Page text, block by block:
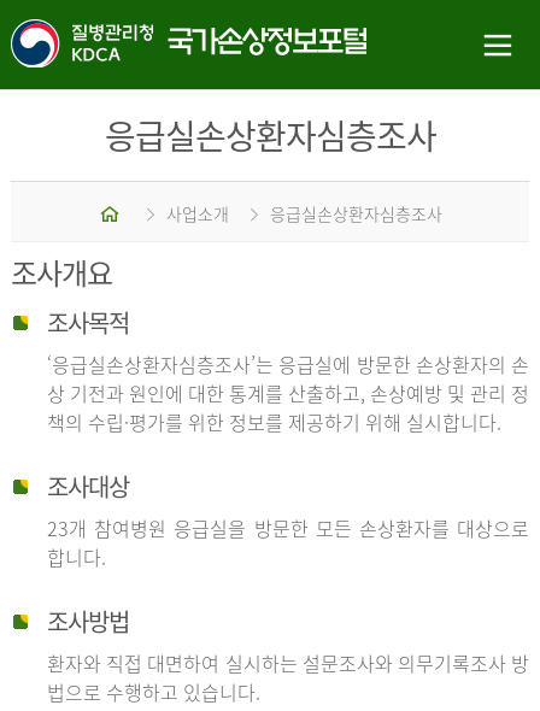
응급실손상환자심층조사
홈 사업소개 응급실손상환자심층조사
조사개요
조사목적
‘응급실손상환자심층조사’는 응급실에 방문한 손상환자의 손
상 기전과 원인에 대한 통계를 산출하고, 손상예방 및 관리 정
책의 수립·평가를 위한 정보를 제공하기 위해 실시합니다.
조사대상
23개 참여병원 응급실을 방문한 모든 손상환자를 대상으로
합니다.
조사방법
환자와 직접 대면하여 실시하는 설문조사와 의무기록조사 방
법으로 수행하고 있습니다.